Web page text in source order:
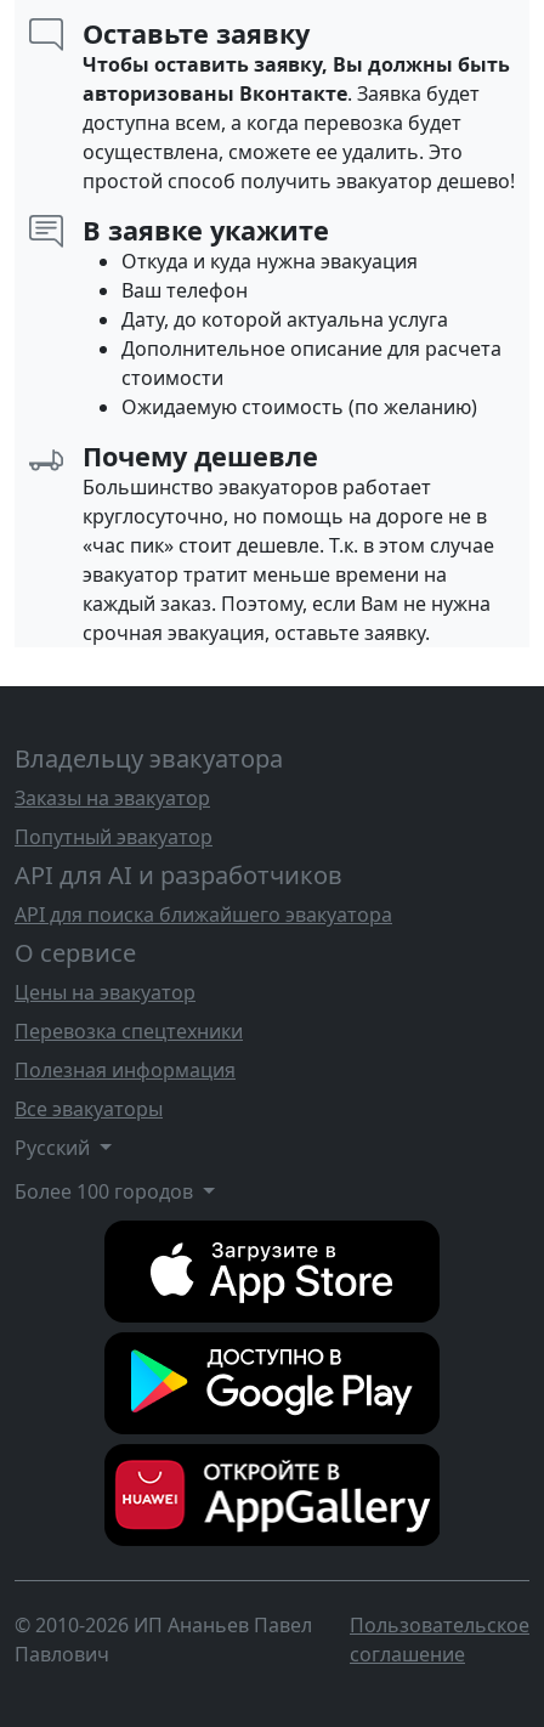
Оставьте заявку
Чтобы оставить заявку, Вы должны быть
авторизованы Вконтакте. Заявка будет
доступна всем, а когда перевозка будет
осуществлена, сможете ее удалить. Это
простой способ получить эвакуатор дешево!
В заявке укажите
Откуда и куда нужна эвакуация
Ваш телефон
Дату, до которой актуальна услуга
Дополнительное описание для расчета
стоимости
Ожидаемую стоимость (по желанию)
Почему дешевле
Большинство эвакуаторов работает
круглосуточно, но помощь на дороге не в
«час пик» стоит дешевле. Т.к. в этом случае
эвакуатор тратит меньше времени на
каждый заказ. Поэтому, если Вам не нужна
срочная эвакуация, оставьте заявку.
Владельцу эвакуатора
Заказы на эвакуатор
Попутный эвакуатор
API для AI и разработчиков
API для поиска ближайшего эвакуатора
О сервисе
Цены на эвакуатор
Перевозка спецтехники
Полезная информация
Все эвакуаторы
Русский
Более 100 городов
© 2010-2026 ИП Ананьев Павел
Павлович
Пользовательское
соглашение